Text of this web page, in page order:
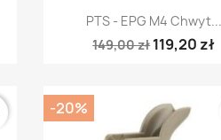
 Szybki podgląd
PTS - EPG M4 Chwyt...
149,00 zł119,20 zł
-20%